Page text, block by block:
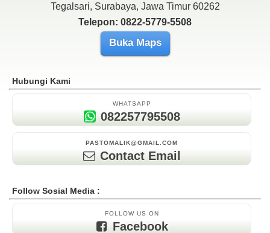
Tegalsari, Surabaya, Jawa Timur 60262
Telepon: 0822-5779-5508
Buka Maps
Hubungi Kami
WHATSAPP
082257795508
PASTOMALIK@GMAIL.COM
Contact Email
Follow Sosial Media :
FOLLOW US ON
Facebook